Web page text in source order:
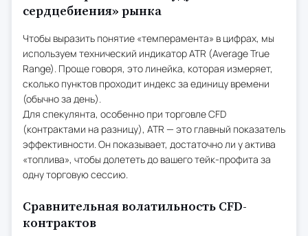
сердцебиения» рынка
Чтобы выразить понятие «темперамента» в цифрах, мы
используем технический индикатор ATR (Average True
Range). Проще говоря, это линейка, которая измеряет,
сколько пунктов проходит индекс за единицу времени
(обычно за день).
Для спекулянта, особенно при торговле CFD
(контрактами на разницу), ATR — это главный показатель
эффективности. Он показывает, достаточно ли у актива
«топлива», чтобы долететь до вашего тейк-профита за
одну торговую сессию.
Сравнительная волатильность CFD-
контрактов